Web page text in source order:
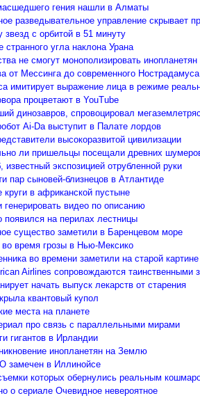
гения нашли в Алматы
разведывательное управление скрывает
с орбитой в 51 минуту
угла наклона Урана
не смогут монополизировать инопланетян
от Мессинга до современного Нострадамуса
имитирует выражение лица в режиме
процветают в YouTube
динозавров, спровоцировал
Ai-Da выступит в Палате лордов
высокоразвитой цивилизации
ли пришельцы посещали древних
экспозицией отрубленной руки
пар сыновей-близнецов в Атлантиде
в африканской пустыне
видео по описанию
появился на перилах лестницы
существо заметили в Баренцевом море
время грозы в Нью-Мексико
во времени заметили на старой картине
Airlines сопровождаются таинственными
начать выпуск лекарств от старения
квантовый купол
места на планете
про связь с параллельными мирами
гигантов в Ирландии
инопланетян на Землю
замечен в Иллинойсе
которых обернулись реальным
о сериале Очевидное невероятное